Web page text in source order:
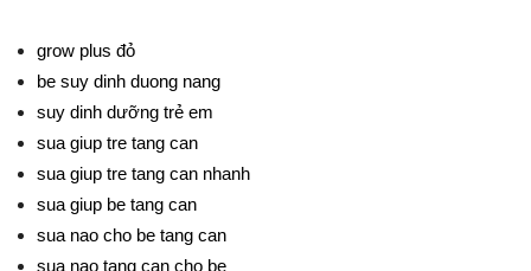
grow plus đỏ
be suy dinh duong nang
suy dinh dưỡng trẻ em
sua giup tre tang can
sua giup tre tang can nhanh
sua giup be tang can
sua nao cho be tang can
sua nao tang can cho be